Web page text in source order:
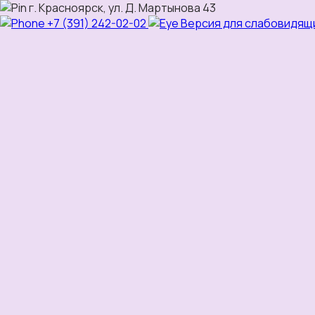
г. Красноярск, ул. Д. Мартынова 43
+7 (391) 242-02-02
Версия для